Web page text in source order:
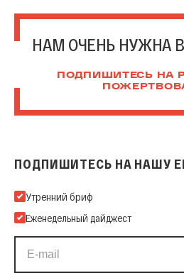
НАМ ОЧЕНЬ НУЖНА
ПОДПИШИТЕСЬ НА
ПОДПИШИТЕСЬ НА НАШУ
Подпишитесь на нашу Email-рассылку
Утренний бриф
Еженедельный дайджест